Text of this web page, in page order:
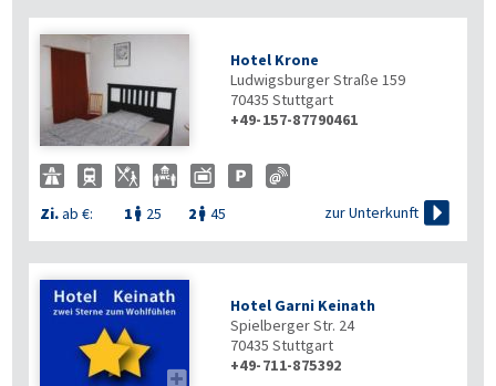
Hotel Krone
Ludwigsburger Straße 159
70435 Stuttgart
+49-157-87790461
Zi.ab €: 1  25 2  45 zur Unterkunft 

Hotel Garni Keinath
Spielberger Str. 24
70435 Stuttgart
+49-711-875392